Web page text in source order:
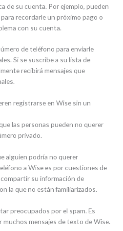
de su cuenta. Por ejemplo, pueden
recordarle un próximo pago o
con su cuenta.
de teléfono para enviarle
Si se suscribe a su lista de
recibirá mensajes que
registrarse en Wise sin un
las personas pueden no querer
privado.
alguien podría no querer
a Wise es por cuestiones de
su información de
la que no están familiarizados.
preocupados por el spam. Es
mensajes de texto de Wise.